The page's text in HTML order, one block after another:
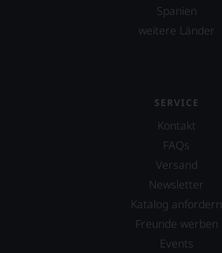
Spanien
weitere Länder
SERVICE
Kontakt
FAQs
Versand
Newsletter
Katalog anfordern
Freunde werben
Events